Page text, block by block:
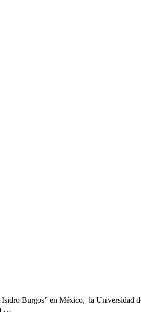
Burgos” en México, la Universidad
…